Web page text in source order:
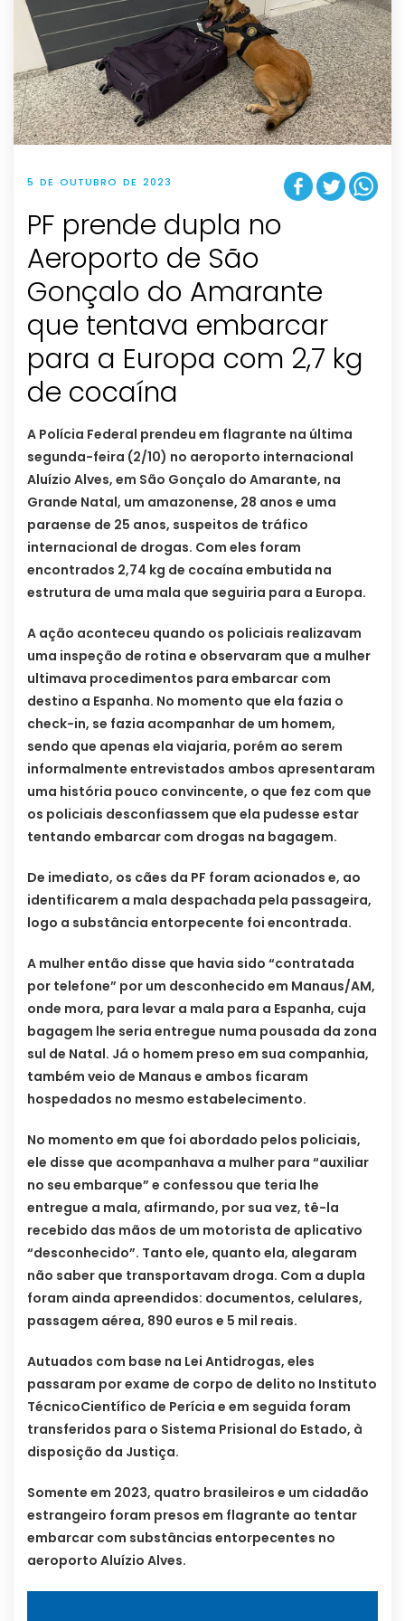
5 DE OUTUBRO DE 2023
PF prende dupla no
Aeroporto de São
Gonçalo do Amarante
que tentava embarcar
para a Europa com 2,7 kg
de cocaína
A Polícia Federal prendeu em flagrante na última
segunda-feira (2/10) no aeroporto internacional
Aluízio Alves, em São Gonçalo do Amarante, na
Grande Natal, um amazonense, 28 anos e uma
paraense de 25 anos, suspeitos de tráfico
internacional de drogas. Com eles foram
encontrados 2,74 kg de cocaína embutida na
estrutura de uma mala que seguiria para a Europa.
A ação aconteceu quando os policiais realizavam
uma inspeção de rotina e observaram que a mulher
ultimava procedimentos para embarcar com
destino a Espanha. No momento que ela fazia o
check-in, se fazia acompanhar de um homem,
sendo que apenas ela viajaria, porém ao serem
informalmente entrevistados ambos apresentaram
uma história pouco convincente, o que fez com que
os policiais desconfiassem que ela pudesse estar
tentando embarcar com drogas na bagagem.
De imediato, os cães da PF foram acionados e, ao
identificarem a mala despachada pela passageira,
logo a substância entorpecente foi encontrada.
A mulher então disse que havia sido “contratada
por telefone” por um desconhecido em Manaus/AM,
onde mora, para levar a mala para a Espanha, cuja
bagagem lhe seria entregue numa pousada da zona
sul de Natal. Já o homem preso em sua companhia,
também veio de Manaus e ambos ficaram
hospedados no mesmo estabelecimento.
No momento em que foi abordado pelos policiais,
ele disse que acompanhava a mulher para “auxiliar
no seu embarque” e confessou que teria lhe
entregue a mala, afirmando, por sua vez, tê-la
recebido das mãos de um motorista de aplicativo
“desconhecido”. Tanto ele, quanto ela, alegaram
não saber que transportavam droga. Com a dupla
foram ainda apreendidos: documentos, celulares,
passagem aérea, 890 euros e 5 mil reais.
Autuados com base na Lei Antidrogas, eles
passaram por exame de corpo de delito no Instituto
TécnicoCientífico de Perícia e em seguida foram
transferidos para o Sistema Prisional do Estado, à
disposição da Justiça.
Somente em 2023, quatro brasileiros e um cidadão
estrangeiro foram presos em flagrante ao tentar
embarcar com substâncias entorpecentes no
aeroporto Aluízio Alves.